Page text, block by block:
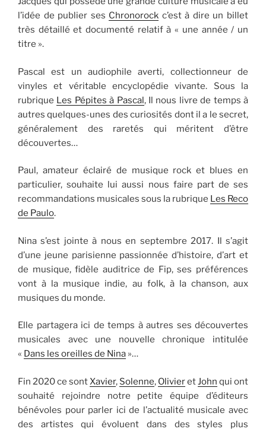
l’idée de publier ses Chronorock c’est à dire un billet
très détaillé et documenté relatif à « une année / un
titre ».
Pascal est un audiophile averti, collectionneur de
vinyles et véritable encyclopédie vivante. Sous la
rubrique Les Pépites à Pascal, Il nous livre de temps à
autres quelques-unes des curiosités dont il a le secret,
généralement des raretés qui méritent d’être
découvertes…
Paul, amateur éclairé de musique rock et blues en
particulier, souhaite lui aussi nous faire part de ses
recommandations musicales sous la rubrique Les Reco
de Paulo.
Nina s’est jointe à nous en septembre 2017. Il s’agit
d’une jeune parisienne passionnée d’histoire, d’art et
de musique, fidèle auditrice de Fip, ses préférences
vont à la musique indie, au folk, à la chanson, aux
musiques du monde.
Elle partagera ici de temps à autres ses découvertes
musicales avec une nouvelle chronique intitulée
« Dans les oreilles de Nina »…
Fin 2020 ce sontXavier, Solenne, OlivieretJohn qui ont
souhaité rejoindre notre petite équipe d’éditeurs
bénévoles pour parler ici de l’actualité musicale avec
des artistes qui évoluent dans des styles plus